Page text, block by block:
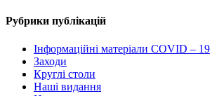
Рубрики публікацій
Інформаційні матеріали COVID – 19
Заходи
Круглі столи
Наші видання